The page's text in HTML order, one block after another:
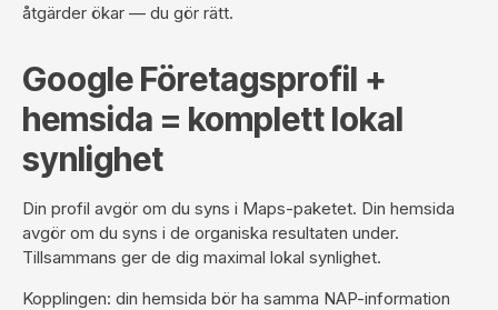
åtgärder ökar — du gör rätt.
Google Företagsprofil +
hemsida = komplett lokal
synlighet
Din profil avgör om du syns i Maps-paketet. Din hemsida
avgör om du syns i de organiska resultaten under.
Tillsammans ger de dig maximal lokal synlighet.
Kopplingen: din hemsida bör ha samma NAP-information